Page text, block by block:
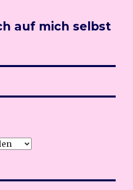
auf mich selbst